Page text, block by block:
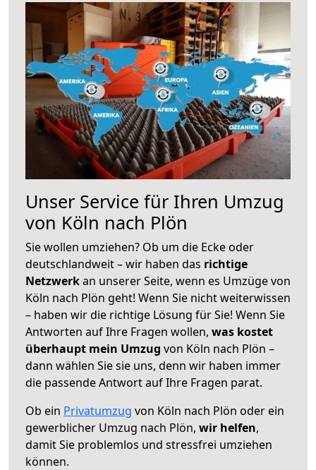
Unser Service für Ihren Umzug
von Köln nach Plön
Sie wollen umziehen? Ob um die Ecke oder
deutschlandweit – wir haben das richtige
Netzwerkan unserer Seite, wenn es Umzüge von
Köln nach Plön geht! Wenn Sie nicht weiterwissen
– haben wir die richtige Lösung für Sie! Wenn Sie
Antworten auf Ihre Fragen wollen, was kostet
überhaupt mein Umzug von Köln nach Plön –
dann wählen Sie sie uns, denn wir haben immer
die passende Antwort auf Ihre Fragen parat.
Ob ein Privatumzug von Köln nach Plön oder ein
gewerblicher Umzug nach Plön, wir helfen,
damit Sie problemlos und stressfrei umziehen
können.